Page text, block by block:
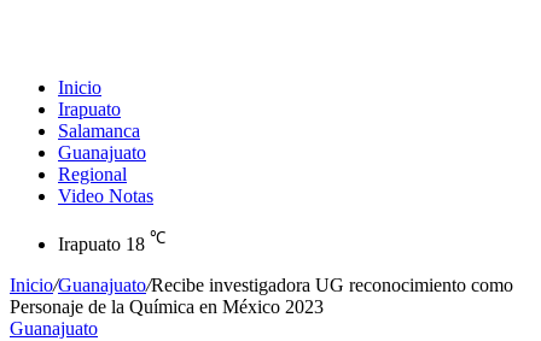
Inicio
Irapuato
Salamanca
Guanajuato
Regional
Video Notas
Irapuato 18 ℃
Inicio/Guanajuato/Recibe investigadora UG reconocimiento como
Personaje de la Química en México 2023
Guanajuato